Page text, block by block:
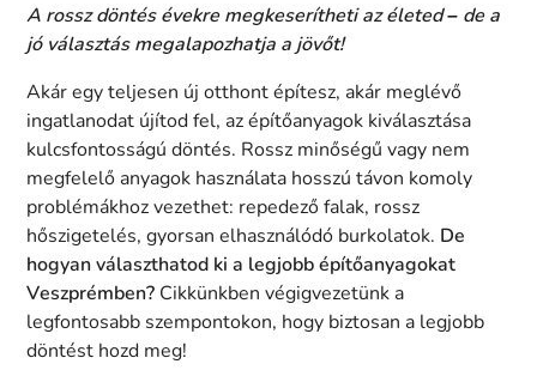
A rossz döntés évekre megkeserítheti az életed – de a
jó választás megalapozhatja a jövőt!
Akár egy teljesen új otthont építesz, akár meglévő
ingatlanodat újítod fel, az építőanyagok kiválasztása
kulcsfontosságú döntés. Rossz minőségű vagy nem
megfelelő anyagok használata hosszú távon komoly
problémákhoz vezethet: repedező falak, rossz
hőszigetelés, gyorsan elhasználódó burkolatok. De
hogyan választhatod ki a legjobb építőanyagokat
Veszprémben? Cikkünkben végigvezetünk a
legfontosabb szempontokon, hogy biztosan a legjobb
döntést hozd meg!